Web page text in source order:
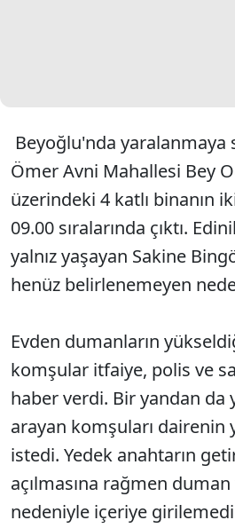
Beyoğlu'nda yaralanmaya
Ömer Avni Mahallesi Bey
üzerindeki 4 katlı binanın
09.00 sıralarında çıktı.
yalnız yaşayan Sakine
henüz belirlenemeyen
Evden dumanların
komşular itfaiye, polis ve
haber verdi. Bir yandan da
arayan komşuları dairenin
istedi. Yedek anahtarın
açılmasına rağmen
nedeniyle içeriye